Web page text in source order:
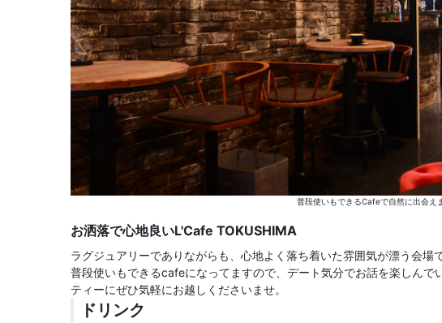
普段使いもできるCafeで自然に出会え
お洒落で心地良いL'Cafe TOKUSHIMA
ラグジュアリーでありながらも、心地よく落ち着いた雰囲気が漂う会場
普段使いもできるcafeになってますので、デート気分でお話を楽しんで
ティーにぜひ気軽にお越しくださいませ。
ドリンク